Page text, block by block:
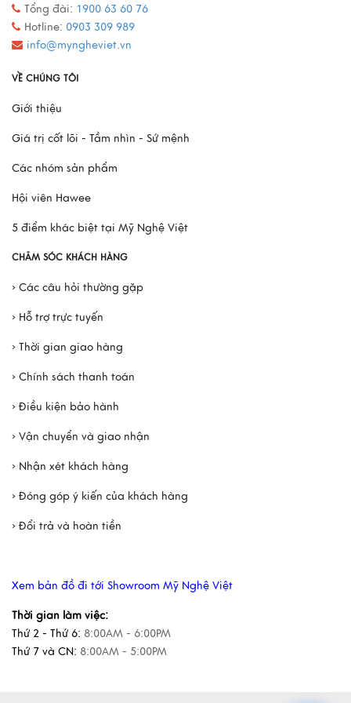
Mô Hình Thuyền France II - Món Quà Chinh Phục Mọi
Doanh Nhân
Xem thêm
Tổng đài: 1900 63 60 76
Hotline: 0903 309 989
info@myngheviet.vn
VỀ CHÚNG TÔI
Giới thiệu
Giá trị cốt lõi - Tầm nhìn - Sứ mệnh
Các nhóm sản phẩm
Hội viên Hawee
5 điểm khác biệt tại Mỹ Nghệ Việt
CHĂM SÓC KHÁCH HÀNG
› Các câu hỏi thường gặp
› Hỗ trợ trực tuyến
› Thời gian giao hàng
› Chính sách thanh toán
› Điều kiện bảo hành
› Vận chuyển và giao nhận
› Nhận xét khách hàng
› Đóng góp ý kiến của khách hàng
› Đổi trả và hoàn tiền
Xem bản đồ đi tới Showroom Mỹ Nghệ Việt
Thời gian làm việc:
Thứ 2 - Thứ 6: 8:00AM - 6:00PM
Thứ 7 và CN: 8:00AM - 5:00PM